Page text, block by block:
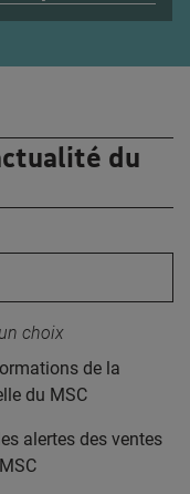
du
choix
de la
du MSC
alertes des ventes